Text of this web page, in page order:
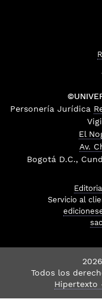
Personería Jurídica
El
Av.
Bogotá D.C.,
Servicio al
Todos los
Hipertexto